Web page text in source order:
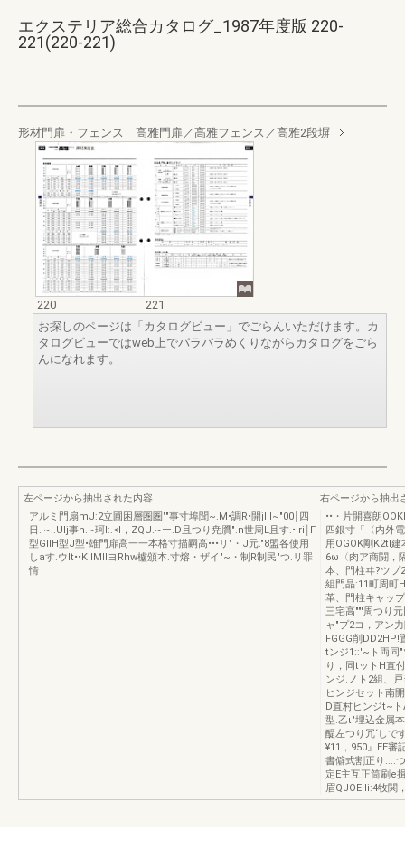
エクステリア総合カタログ_1987年度版 220-
221(220-221)
形材門扉・フェンス 高雅門扉／高雅フェンス／高雅2段塀
220
221
お探しのページは「カタログビュー」でごらんいただけます。カ
タログビューではweb上でパラパラめくりながらカタログをごら
んになれます。
左ページから抽出された内容
アルミ門扇mJ:2立圃困層圏圏""事寸埠聞~.M•調R•開jIll~"00￨四
日.'~..UIj事n.~珂l:.<l，ZQU.~ー.D且つり尭贋".n世周L且す.•lri￨F
型GIIH型J型•雄門扉高一一本格寸描嗣高•••リ"・J元."8盟各使用
しaす.ウlt••KIIMIIヨRhw櫨頒本.寸熔・ザイ"~・制R制民"つ.リ罪
情
右ページから抽出
••・片開喜朗
四銀寸「〈内外
用OGOK剛K2tI
6ω〈肉ア商闘，
本、門柱ヰ?ツプ
組門晶:11町周町
革、門柱キャッ
三宅高""'周つり
ャ"プ2コ，アン
FGGG削DD2HP!
tンジ1::'~ト両同"
り，同tットH直
ンジ.ノト2組、
ヒンジセット南
D直村ヒンジt~
型.乙ι"埋込金属
醍左つり冗‘しで
¥11，950』EE審
書僻式割正り....
定E主互正筒刷e
眉QJOE!li:4牧関